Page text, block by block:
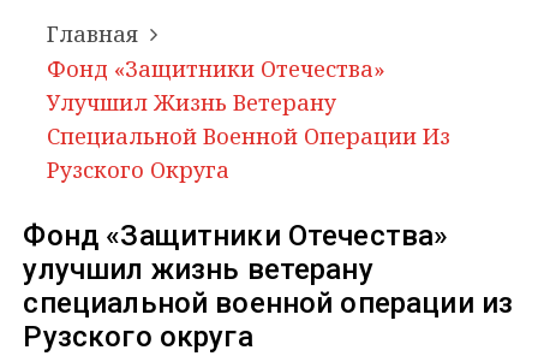
Главная
Фонд «Защитники Отечества»
Улучшил Жизнь Ветерану
Специальной Военной Операции Из
Рузского Округа
Фонд «Защитники Отечества»
улучшил жизнь ветерану
специальной военной операции из
Рузского округа